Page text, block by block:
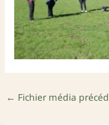
← Fichier média